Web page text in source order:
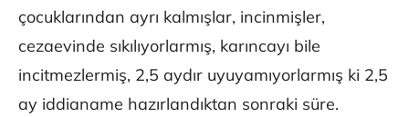
çocuklarından ayrı kalmışlar, incinmişler,
cezaevinde sıkılıyorlarmış, karıncayı bile
incitmezlermiş, 2,5 aydır uyuyamıyorlarmış ki 2,5
ay iddianame hazırlandıktan sonraki süre.